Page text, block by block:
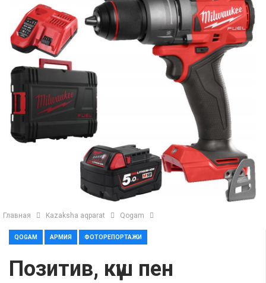
Главная Kazaksha aqparat Qogam
QOGAM АРМИЯ ФОТОРЕПОРТАЖИ
Позитив, күш пен